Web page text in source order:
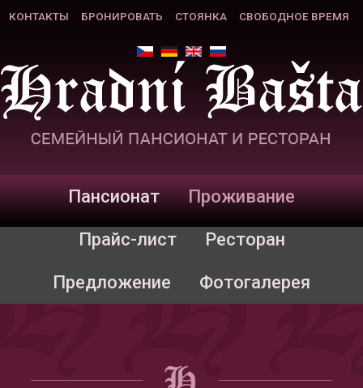
КОНТАКТЫ БРОНИРОВАТЬ СТОЯНКА СВОБОДНОЕ ВРЕМЯ
Пансионат Проживание
Прайс-лист Ресторан
Предложение Фотогалерея